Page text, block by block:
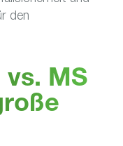
den
vs. MS